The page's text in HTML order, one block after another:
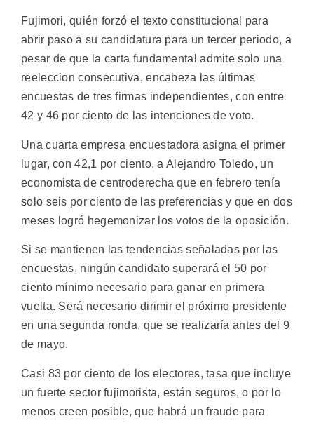
Fujimori, quién forzó el texto constitucional para
abrir paso a su candidatura para un tercer periodo, a
pesar de que la carta fundamental admite solo una
reeleccion consecutiva, encabeza las últimas
encuestas de tres firmas independientes, con entre
42 y 46 por ciento de las intenciones de voto.
Una cuarta empresa encuestadora asigna el primer
lugar, con 42,1 por ciento, a Alejandro Toledo, un
economista de centroderecha que en febrero tenía
solo seis por ciento de las preferencias y que en dos
meses logró hegemonizar los votos de la oposición.
Si se mantienen las tendencias señaladas por las
encuestas, ningún candidato superará el 50 por
ciento mínimo necesario para ganar en primera
vuelta. Será necesario dirimir el próximo presidente
en una segunda ronda, que se realizaría antes del 9
de mayo.
Casi 83 por ciento de los electores, tasa que incluye
un fuerte sector fujimorista, están seguros, o por lo
menos creen posible, que habrá un fraude para